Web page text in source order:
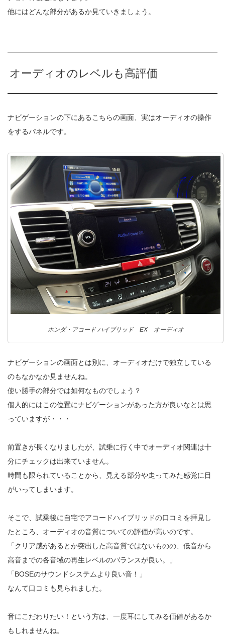
他にはどんな部分があるか見ていきましょう。
オーディオのレベルも高評価
ナビゲーションの下にあるこちらの画面、実はオーディオの操作
をするパネルです。
ホンダ・アコード ハイブリッド EX オーディオ
ナビゲーションの画面とは別に、オーディオだけで独立している
のもなかなか見ませんね。
使い勝手の部分では如何なものでしょう？
個人的にはこの位置にナビゲーションがあった方が良いなとは思
っていますが・・・
前置きが長くなりましたが、試乗に行く中でオーディオ関連は十
分にチェックは出来ていません。
時間も限られていることから、見える部分や走ってみた感覚に目
がいってしまいます。
そこで、試乗後に自宅でアコードハイブリッドの口コミを拝見し
たところ、オーディオの音質についての評価が高いのです。
「クリア感があるとか突出した高音質ではないものの、低音から
高音までの各音域の再生レベルのバランスが良い。」
「BOSEのサウンドシステムより良い音！」
なんて口コミも見られました。
音にこだわりたい！という方は、一度耳にしてみる価値があるか
もしれませんね。